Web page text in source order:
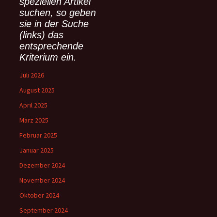
n
a
c
h
:
suchen, so geben
sie in der Suche
(links) das
entsprechende
Kriterium ein.
Juli 2026
August 2025
April 2025
März 2025
Februar 2025
Januar 2025
Dezember 2024
November 2024
Oktober 2024
September 2024